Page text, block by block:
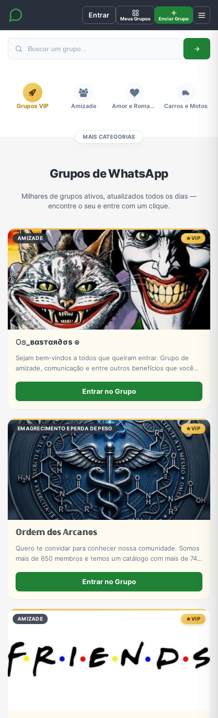
Entrar Meus Grupos Enviar Grupo
Grupos VIP Amizade Amor e Romance Carros e Motos
Eventos Fãs Figurinhas e Stickers Filmes e Séries
Frases e Mensagens Futebol Games e Jogos Ganhar Dinheiro
Imobiliária Investimentos e Finanças Links
Outros Política
Receitas Redes Sociais Religião Shitpost
Tecnologia TV Vagas de Empregos
Vídeos
MAIS CATEGORIAS
Grupos de WhatsApp
Milhares de grupos ativos, atualizados todos os dias —
encontre o seu e entre com um clique.
AMIZADE VIP
𝙾𝚜_вαѕтαя∂σѕ ⍟
Sejam bem-vindos a todos que queiram entrar. Grupo de
amizade, comunicação e entre outros benefícios que você
Entrar no Grupo
EMAGRECIMENTO E PERDA DE PESO VIP
𝕆𝕣𝕕𝕖𝕞 𝕕𝕠𝕤 𝔸𝕣𝕔𝕒𝕟𝕠𝕤
Quero te convidar para conhecer nossa comunidade. Somos
mais de 650 membros e temos um catálogo com mais de 740
Entrar no Grupo
AMIZADE VIP